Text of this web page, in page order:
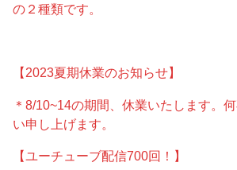
の２種類です。
【2023夏期休業のお知らせ】
＊8/10~14の期間、休業いたします。
い申し上げます。
【ユーチューブ配信700回！】